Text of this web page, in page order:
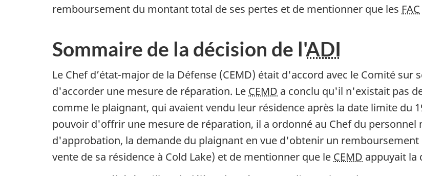
remboursement du montant total de ses pertes et de mentionner que les FAC
Sommaire de la décision de l'ADI
Le Chef d’état-major de la Défense (CEMD) était d'accord avec le Comité
d'accorder une mesure de réparation. Le CEMD a conclu qu'il n'existait pas
comme le plaignant, qui avaient vendu leur résidence après la date limite du
pouvoir d'offrir une mesure de réparation, il a ordonné au Chef du personnel
d'approbation, la demande du plaignant en vue d'obtenir un
vente de sa résidence à Cold Lake) et de mentionner que le CEMD appuyait la